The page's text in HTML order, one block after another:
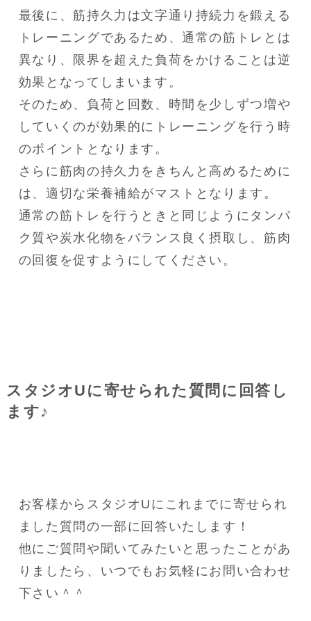
最後に、筋持久力は文字通り持続力を鍛える
トレーニングであるため、通常の筋トレとは
異なり、限界を超えた負荷をかけることは逆
効果となってしまいます。
そのため、負荷と回数、時間を少しずつ増や
していくのが効果的にトレーニングを行う時
のポイントとなります。
さらに筋肉の持久力をきちんと高めるために
は、適切な栄養補給がマストとなります。
通常の筋トレを行うときと同じようにタンパ
ク質や炭水化物をバランス良く摂取し、筋肉
の回復を促すようにしてください。
スタジオUに寄せられた質問に回答し
ます♪
お客様からスタジオUにこれまでに寄せられ
ました質問の一部に回答いたします！
他にご質問や聞いてみたいと思ったことがあ
りましたら、いつでもお気軽にお問い合わせ
下さい＾＾